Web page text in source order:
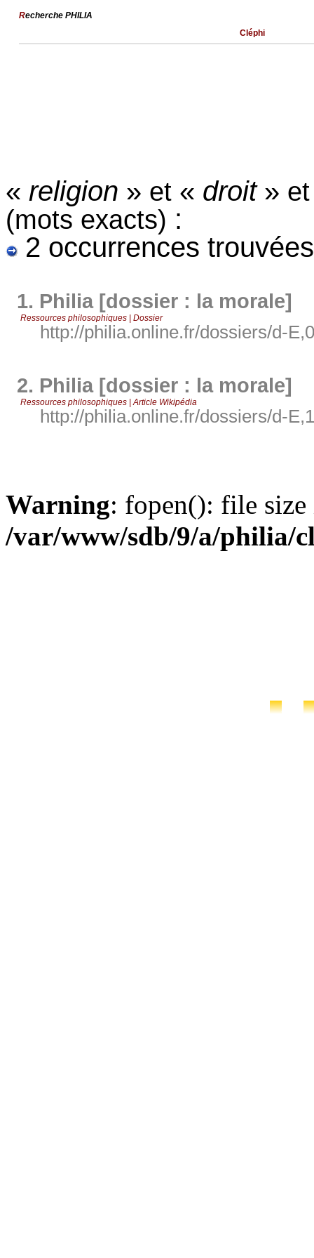
Recherche PHILIA
Cléphi
« religion » et « droit » et
(mots exacts) :
2 occurrences
1. Philia [dossier : la morale]
Ressources philosophiques | Dossier
http://philia.online.fr/dossiers/d-
2. Philia [dossier : la morale]
Ressources philosophiques | Article Wikipédia
http://philia.online.fr/dossiers/d-
Warning: fopen(): file
/var/www/sdb/9/a/philia/